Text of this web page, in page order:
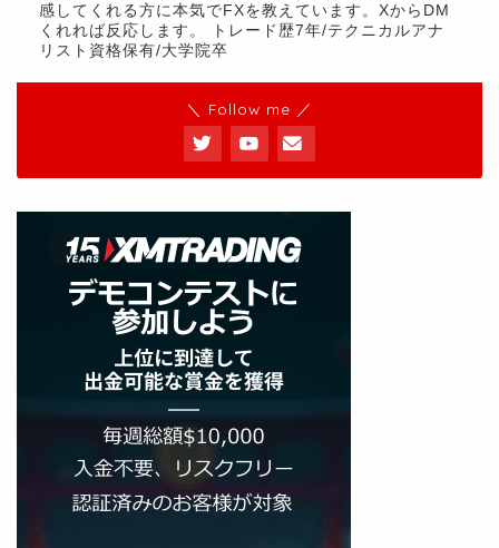
感してくれる方に本気でFXを教えています。XからDM
くれれば反応します。 トレード歴7年/テクニカルアナ
リスト資格保有/大学院卒
＼ Follow me ／